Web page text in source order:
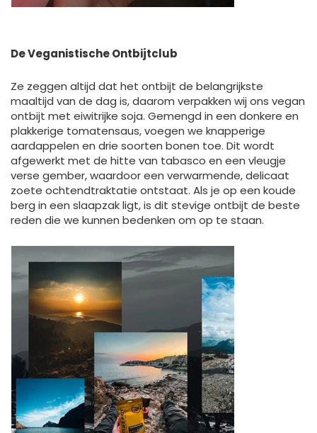
De Veganistische Ontbijtclub
Ze zeggen altijd dat het ontbijt de belangrijkste
maaltijd van de dag is, daarom verpakken wij ons vegan
ontbijt met eiwitrijke soja. Gemengd in een donkere en
plakkerige tomatensaus, voegen we knapperige
aardappelen en drie soorten bonen toe. Dit wordt
afgewerkt met de hitte van tabasco en een vleugje
verse gember, waardoor een verwarmende, delicaat
zoete ochtendtraktatie ontstaat. Als je op een koude
berg in een slaapzak ligt, is dit stevige ontbijt de beste
reden die we kunnen bedenken om op te staan.